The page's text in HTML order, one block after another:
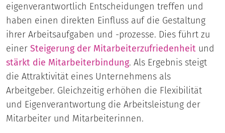
eigenverantwortlich Entscheidungen treffen und
haben einen direkten Einfluss auf die Gestaltung
ihrer Arbeitsaufgaben und -prozesse. Dies führt zu
einer Steigerung der Mitarbeiterzufriedenheit und
stärkt die Mitarbeiterbindung. Als Ergebnis steigt
die Attraktivität eines Unternehmens als
Arbeitgeber. Gleichzeitig erhöhen die Flexibilität
und Eigenverantwortung die Arbeitsleistung der
Mitarbeiter und Mitarbeiterinnen.